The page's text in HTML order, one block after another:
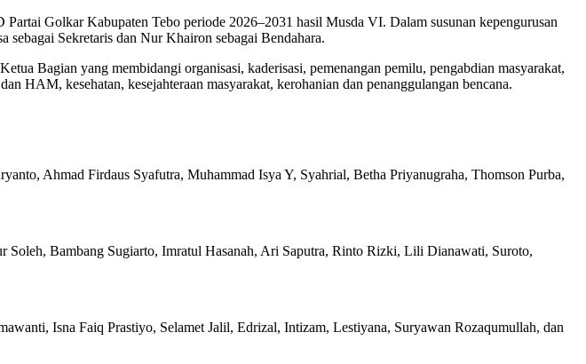
Golkar Kabupaten Tebo periode 2026–2031 hasil Musda VI. Dalam susunan kepengurusan
Sekretaris dan Nur Khairon sebagai Bendahara.
Bagian yang membidangi organisasi, kaderisasi, pemenangan pemilu, pengabdian masyarakat,
HAM, kesehatan, kesejahteraan masyarakat, kerohanian dan penanggulangan bencana.
Ahmad Firdaus Syafutra, Muhammad Isya Y, Syahrial, Betha Priyanugraha, Thomson Purba,
Bambang Sugiarto, Imratul Hasanah, Ari Saputra, Rinto Rizki, Lili Dianawati, Suroto,
Isna Faiq Prastiyo, Selamet Jalil, Edrizal, Intizam, Lestiyana, Suryawan Rozaqumullah, dan